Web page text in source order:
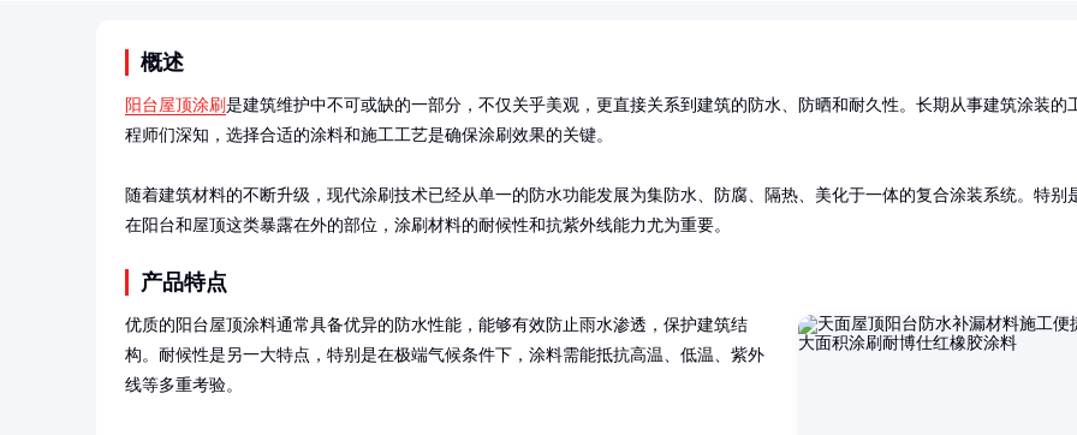
概述
阳台屋顶涂刷 是建筑维护中不可或缺的一部分，不仅关乎美观，更直接关系到建筑的防水、防晒和耐久性。长期从事建筑涂装的
程师们深知，选择合适的涂料和施工工艺是确保涂刷效果的关键。
随着建筑材料的不断升级，现代涂刷技术已经从单一的防水功能发展为集防水、防腐、隔热、美化于一体的复合涂装系统。特别
在阳台和屋顶这类暴露在外的部位，涂刷材料的耐候性和抗紫外线能力尤为重要。
产品特点
优质的阳台屋顶涂料通常具备优异的防水性能，能够有效防止雨水渗透，保护建筑结
构。耐候性是另一大特点，特别是在极端气候条件下，涂料需能抵抗高温、低温、紫外
线等多重考验。